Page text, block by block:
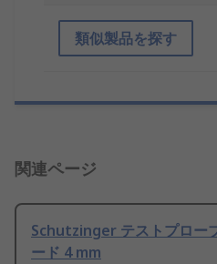
類似製品を探す
関連ページ
Schutzinger テストプロー
ード 4 mm